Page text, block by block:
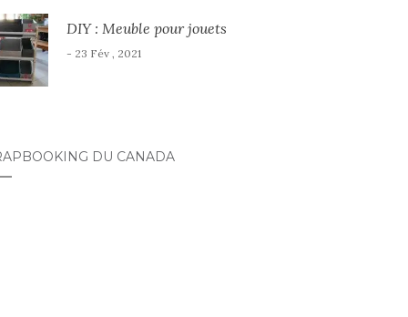
DIY : Meuble pour jouets
- 23 Fév , 2021
DU CANADA